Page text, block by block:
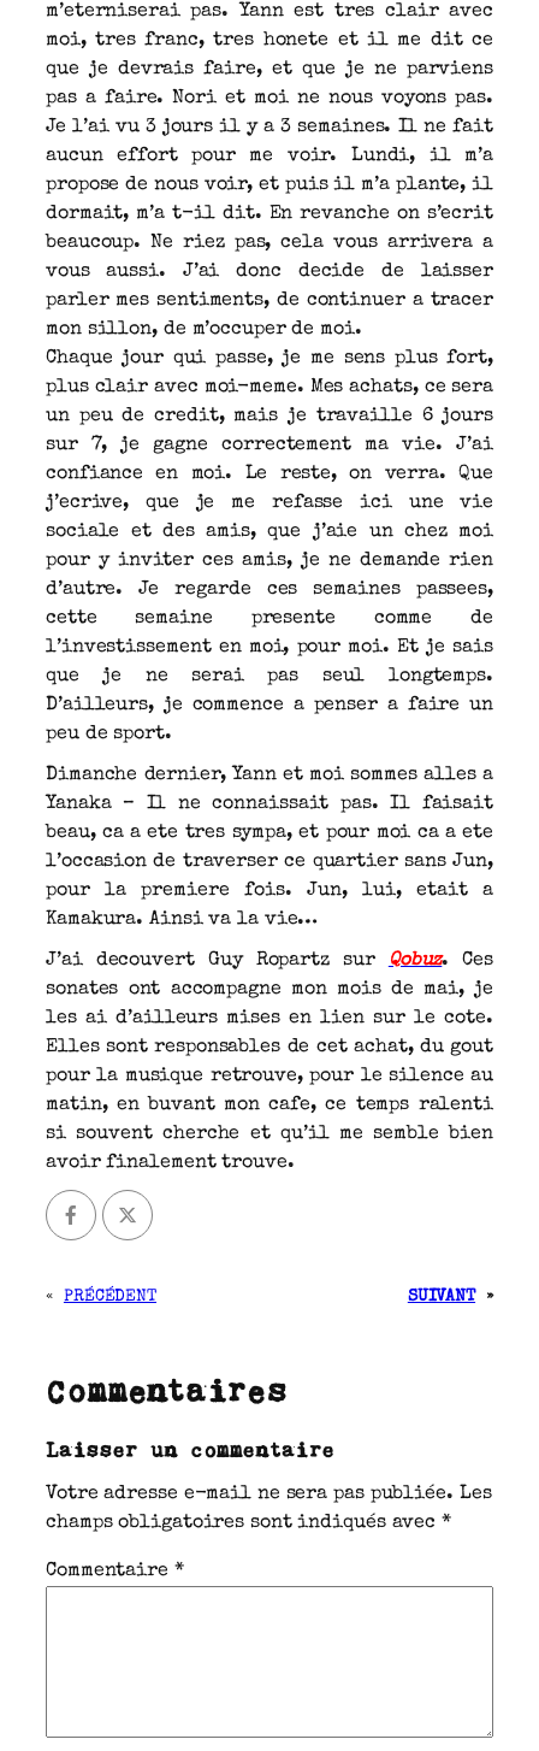
m’eterniserai pas. Yann est tres clair avec
moi, tres franc, tres honete et il me dit ce
que je devrais faire, et que je ne parviens
pas a faire. Nori et moi ne nous voyons pas.
Je l’ai vu 3 jours il y a 3 semaines. Il ne fait
aucun effort pour me voir. Lundi, il m’a
propose de nous voir, et puis il m’a plante, il
dormait, m’a t-il dit. En revanche on s’ecrit
beaucoup. Ne riez pas, cela vous arrivera a
vous aussi. J’ai donc decide de laisser
parler mes sentiments, de continuer a tracer
mon sillon, de m’occuper de moi.
Chaque jour qui passe, je me sens plus fort,
plus clair avec moi-meme. Mes achats, ce sera
un peu de credit, mais je travaille 6 jours
sur 7, je gagne correctement ma vie. J’ai
confiance en moi. Le reste, on verra. Que
j’ecrive, que je me refasse ici une vie
sociale et des amis, que j’aie un chez moi
pour y inviter ces amis, je ne demande rien
d’autre. Je regarde ces semaines passees,
cette semaine presente comme de
l’investissement en moi, pour moi. Et je sais
que je ne serai pas seul longtemps.
D’ailleurs, je commence a penser a faire un
peu de sport.
Dimanche dernier, Yann et moi sommes alles a
Yanaka – Il ne connaissait pas. Il faisait
beau, ca a ete tres sympa, et pour moi ca a ete
l’occasion de traverser ce quartier sans Jun,
pour la premiere fois. Jun, lui, etait a
Kamakura. Ainsi va la vie…
J’ai decouvert Guy Ropartz sur Qobuz. Ces
sonates ont accompagne mon mois de mai, je
les ai d’ailleurs mises en lien sur le cote.
Elles sont responsables de cet achat, du gout
pour la musique retrouve, pour le silence au
matin, en buvant mon cafe, ce temps ralenti
si souvent cherche et qu’il me semble bien
avoir finalement trouve.
« PRÉCÉDENT SUIVANT »
Commentaires
Laisser un commentaire
Votre adresse e-mail ne sera pas publiée. Les
champs obligatoires sont indiqués avec*
Commentaire *